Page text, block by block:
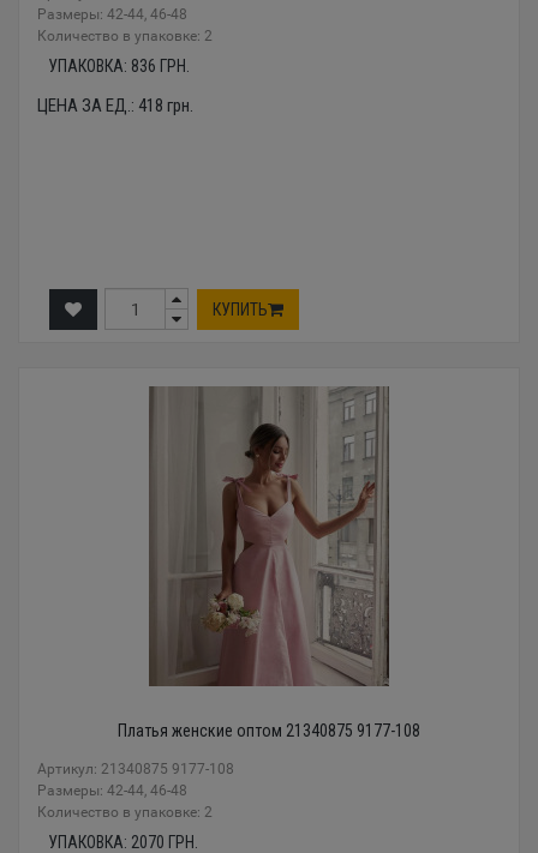
Размеры: 42-44, 46-48
Количество в упаковке: 2
УПАКОВКА: 836 ГРН.
ЦЕНА ЗА ЕД.: 418 грн.
КУПИТЬ
Платья женские оптом 21340875 9177-108
Артикул: 21340875 9177-108
Размеры: 42-44, 46-48
Количество в упаковке: 2
УПАКОВКА: 2070 ГРН.